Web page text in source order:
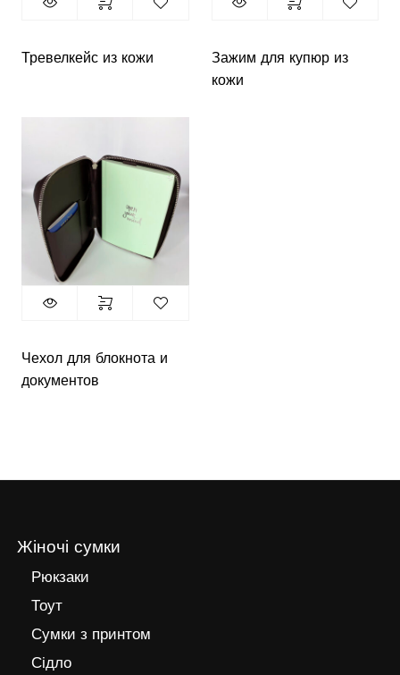
Тревелкейс из кожи
Зажим для купюр из
кожи
Чехол для блокнота и
документов
Жіночі сумки
Рюкзаки
Тоут
Сумки з принтом
Сідло